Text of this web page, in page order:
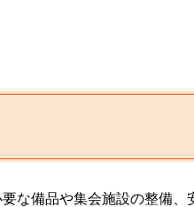
な備品や集会施設の整備、